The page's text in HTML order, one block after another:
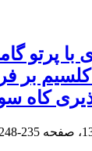
با پرتو
بر
کاه
235-248